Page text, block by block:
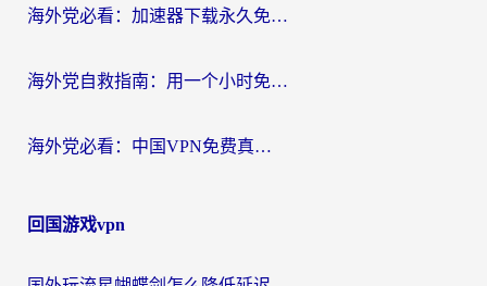
海外党必看：加速器下载永久免费版真的存在吗？教你无缝访问国内资源的正确姿势
海外党自救指南：用一个小时免费加速器，轻松打破国内资源访问壁垒？
海外党必看：中国VPN免费真的靠谱吗？手把手教你选对回国加速器
回国游戏vpn